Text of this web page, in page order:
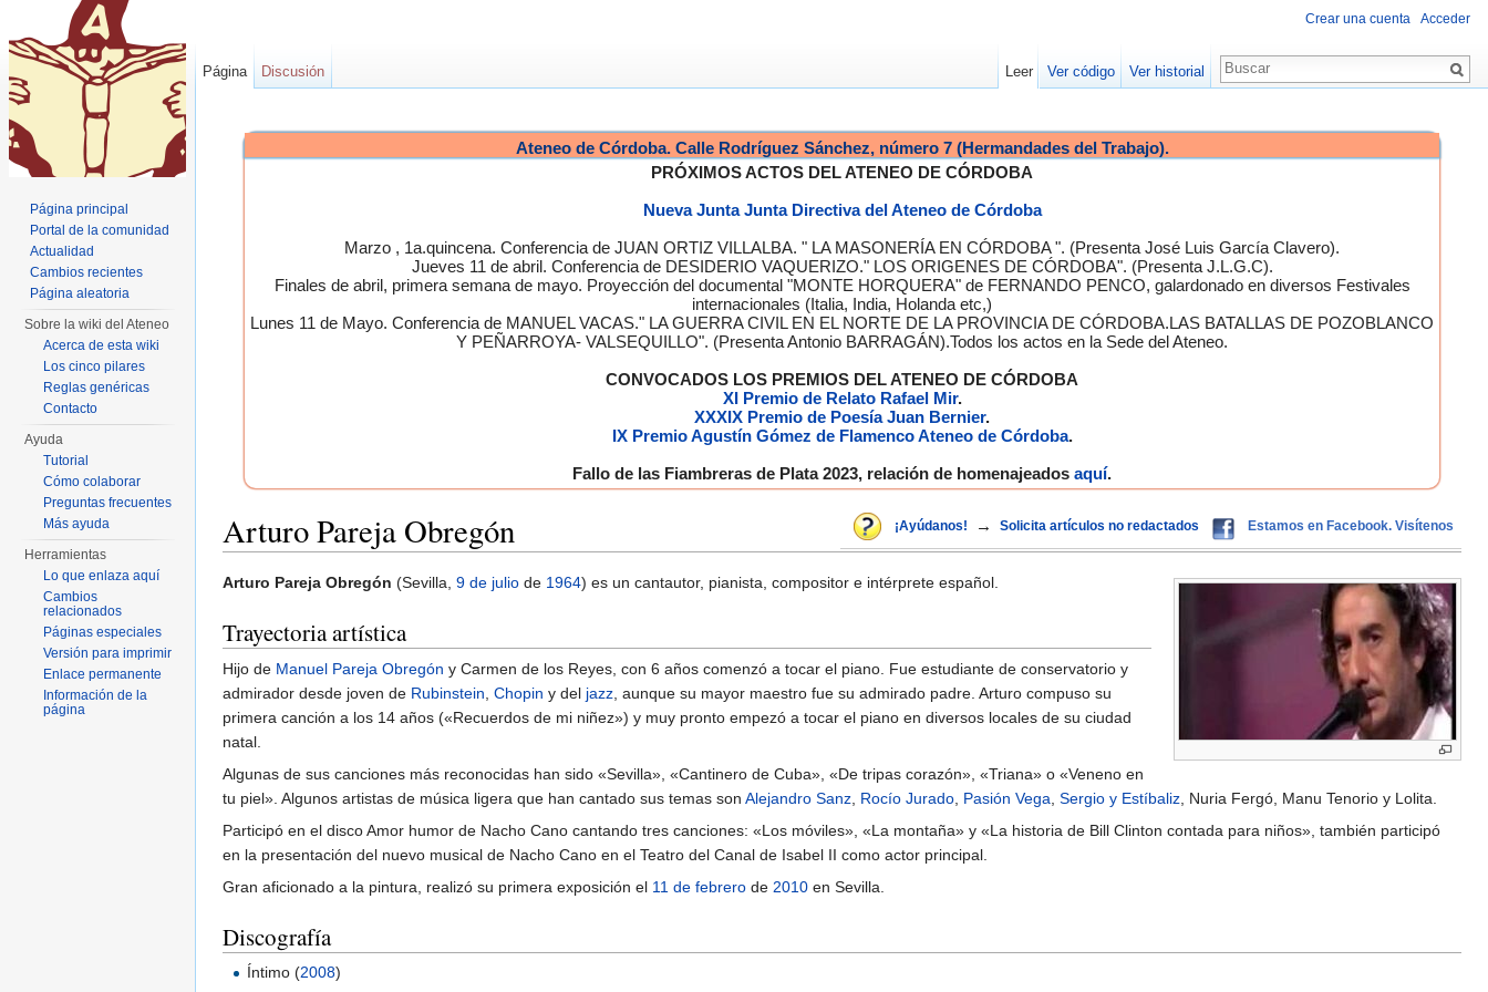
Ateneo de Córdoba. Calle Rodríguez Sánchez, número 7 (Hermandades del Trabajo).
PRÓXIMOS ACTOS DEL ATENEO DE CÓRDOBA
Nueva Junta Junta Directiva del Ateneo de Córdoba
Marzo , 1a.quincena. Conferencia de JUAN ORTIZ VILLALBA. " LA MASONERÍA EN CÓRDOBA ". (Presenta José Luis García Clavero).
Jueves 11 de abril. Conferencia de DESIDERIO VAQUERIZO." LOS ORIGENES DE CÓRDOBA". (Presenta J.L.G.C).
Finales de abril, primera semana de mayo. Proyección del documental "MONTE HORQUERA" de FERNANDO PENCO, galardonado en diversos Festivales
internacionales (Italia, India, Holanda etc,)
Lunes 11 de Mayo. Conferencia de MANUEL VACAS." LA GUERRA CIVIL EN EL NORTE DE LA PROVINCIA DE CÓRDOBA.LAS BATALLAS DE POZOBLANCO
Y PEÑARROYA- VALSEQUILLO". (Presenta Antonio BARRAGÁN).Todos los actos en la Sede del Ateneo.
CONVOCADOS LOS PREMIOS DEL ATENEO DE CÓRDOBA
XI Premio de Relato Rafael Mir.
XXXIX Premio de Poesía Juan Bernier.
IX Premio Agustín Gómez de Flamenco Ateneo de Córdoba.
Fallo de las Fiambreras de Plata 2023, relación de homenajeados aquí.
¡Ayúdanos! → Solicita artículos no redactados Estamos en Facebook. Visítenos
Arturo Pareja Obregón
Arturo Pareja Obregón (Sevilla, 9 de julio de 1964) es un cantautor, pianista, compositor e intérprete español.
Trayectoria artística
Hijo de Manuel Pareja Obregón y Carmen de los Reyes, con 6 años comenzó a tocar el piano. Fue estudiante de conservatorio y
admirador desde joven de Rubinstein, Chopin y del jazz, aunque su mayor maestro fue su admirado padre. Arturo compuso su
primera canción a los 14 años («Recuerdos de mi niñez») y muy pronto empezó a tocar el piano en diversos locales de su ciudad
natal.
Algunas de sus canciones más reconocidas han sido «Sevilla», «Cantinero de Cuba», «De tripas corazón», «Triana» o «Veneno en
tu piel». Algunos artistas de música ligera que han cantado sus temas son Alejandro Sanz, Rocío Jurado, Pasión Vega, Sergio y Estíbaliz, Nuria Fergó, Manu Tenorio y Lolita.
Participó en el disco Amor humor de Nacho Cano cantando tres canciones: «Los móviles», «La montaña» y «La historia de Bill Clinton contada para niños», también participó
en la presentación del nuevo musical de Nacho Cano en el Teatro del Canal de Isabel II como actor principal.
Gran aficionado a la pintura, realizó su primera exposición el 11 de febrero de 2010 en Sevilla.
Discografía
Íntimo (2008)
Crear una cuenta Acceder
Página Discusión Leer Ver código Ver historial
Página principal
Portal de la comunidad
Actualidad
Cambios recientes
Página aleatoria
Sobre la wiki del Ateneo
Acerca de esta wiki
Los cinco pilares
Reglas genéricas
Contacto
Ayuda
Tutorial
Cómo colaborar
Preguntas frecuentes
Más ayuda
Herramientas
Lo que enlaza aquí
Cambios
relacionados
Páginas especiales
Versión para imprimir
Enlace permanente
Información de la
página